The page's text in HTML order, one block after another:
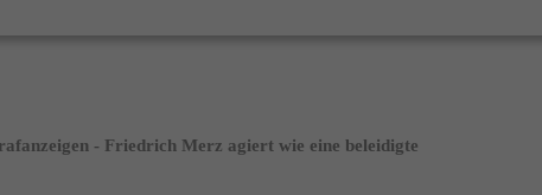
- Friedrich Merz agiert wie eine beleidigte